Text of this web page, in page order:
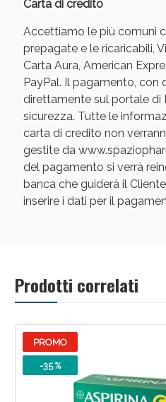
Carta di credito
Accettiamo le più comuni
prepagate e le ricaricabili,
Carta Aura, American
PayPal. Il pagamento, con
direttamente sul portale di
sicurezza. Tutte le
carta di credito non
gestite da
del pagamento si verrà
banca che guiderà il
inserire i dati per il
Prodotti correlati
PROMO
-35 %